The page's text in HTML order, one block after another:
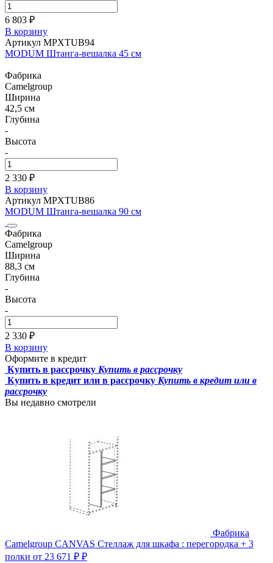
6 803 ₽
В корзину
Артикул MPXTUB94
MODUM Штанга-вешалка 45 см
Фабрика
Camelgroup
Ширина
42,5 см
Глубина
-
Высота
-
2 330 ₽
В корзину
Артикул MPXTUB86
MODUM Штанга-вешалка 90 см
Фабрика
Camelgroup
Ширина
88,3 см
Глубина
-
Высота
-
2 330 ₽
В корзину
Оформите в кредит
Купить в рассрочку Купить в рассрочку
Купить в кредит или в рассрочку Купить в кредит или в
рассрочку
Вы недавно смотрели
Фабрика
Camelgroup CANVAS Стеллаж для шкафа : перегородка + 3
полки от 23 671 ₽ ₽